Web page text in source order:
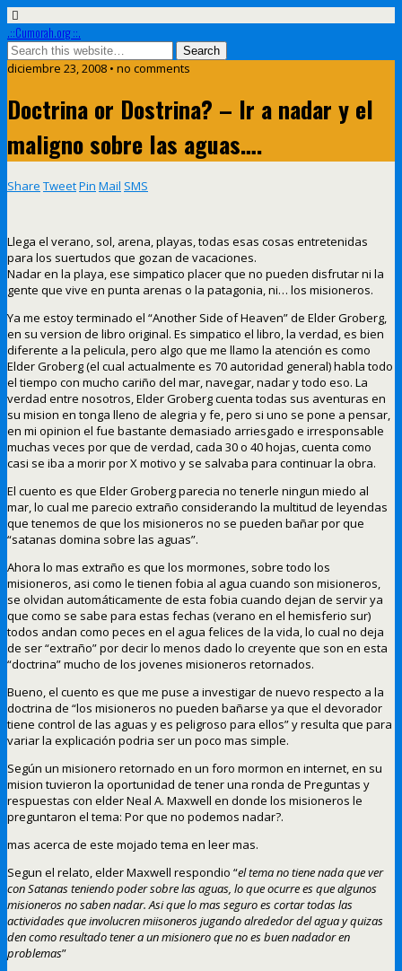
.::Cumorah.org ::.
diciembre 23, 2008 • no comments
Doctrina or Dostrina? – Ir a nadar y el
maligno sobre las aguas….
Share TweetPin Mail SMS
Llega el verano, sol, arena, playas, todas esas cosas entretenidas
para los suertudos que gozan de vacaciones.
Nadar en la playa, ese simpatico placer que no pueden disfrutar ni la
gente que vive en punta arenas o la patagonia, ni… los misioneros.
Ya me estoy terminado el “Another Side of Heaven” de Elder Groberg,
en su version de libro original. Es simpatico el libro, la verdad, es bien
diferente a la pelicula, pero algo que me llamo la atención es como
Elder Groberg (el cual actualmente es 70 autoridad general) habla todo
el tiempo con mucho cariño del mar, navegar, nadar y todo eso. La
verdad entre nosotros, Elder Groberg cuenta todas sus aventuras en
su mision en tonga lleno de alegria y fe, pero si uno se pone a pensar,
en mi opinion el fue bastante demasiado arriesgado e irresponsable
muchas veces por que de verdad, cada 30 o 40 hojas, cuenta como
casi se iba a morir por X motivo y se salvaba para continuar la obra.
El cuento es que Elder Groberg parecia no tenerle ningun miedo al
mar, lo cual me parecio extraño considerando la multitud de leyendas
que tenemos de que los misioneros no se pueden bañar por que
“satanas domina sobre las aguas”.
Ahora lo mas extraño es que los mormones, sobre todo los
misioneros, asi como le tienen fobia al agua cuando son misioneros,
se olvidan automáticamente de esta fobia cuando dejan de servir ya
que como se sabe para estas fechas (verano en el hemisferio sur)
todos andan como peces en el agua felices de la vida, lo cual no deja
de ser “extraño” por decir lo menos dado lo creyente que son en esta
“doctrina” mucho de los jovenes misioneros retornados.
Bueno, el cuento es que me puse a investigar de nuevo respecto a la
doctrina de “los misioneros no pueden bañarse ya que el devorador
tiene control de las aguas y es peligroso para ellos” y resulta que para
variar la explicación podria ser un poco mas simple.
Según un misionero retornado en un foro mormon en internet, en su
mision tuvieron la oportunidad de tener una ronda de Preguntas y
respuestas con elder Neal A. Maxwell en donde los misioneros le
preguntaron el tema: Por que no podemos nadar?.
mas acerca de este mojado tema en leer mas.
Segun el relato, elder Maxwell respondio “el tema no tiene nada que ver
con Satanas teniendo poder sobre las aguas, lo que ocurre es que algunos
misioneros no saben nadar. Asi que lo mas seguro es cortar todas las
actividades que involucren miisoneros jugando alrededor del agua y quizas
den como resultado tener a un misionero que no es buen nadador en
problemas”